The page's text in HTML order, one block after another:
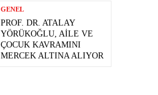
GENEL
PROF. DR. ATALAY
YÖRÜKOĞLU, AILE VE
ÇOCUK KAVRAMINI
MERCEK ALTINA ALIYOR